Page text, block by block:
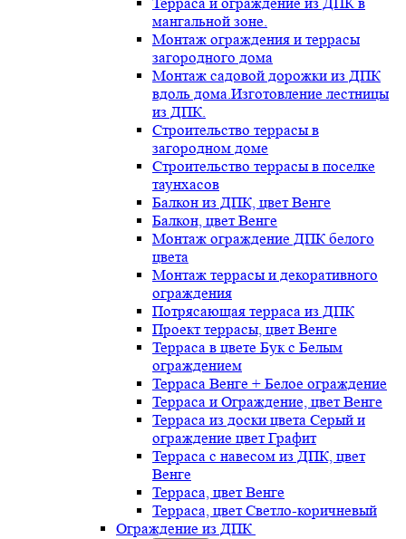
мангальной зоне.
Монтаж ограждения и террасы
загородного дома
Монтаж садовой дорожки из ДПК
вдоль дома.Изготовление лестницы
из ДПК.
Строительство террасы в
загородном доме
Строительство террасы в поселке
таунхасов
Балкон из ДПК, цвет Венге
Балкон, цвет Венге
Монтаж ограждение ДПК белого
цвета
Монтаж террасы и декоративного
ограждения
Потрясающая терраса из ДПК
Проект террасы, цвет Венге
Терраса в цвете Бук с Белым
ограждением
Терраса Венге + Белое ограждение
Терраса и Ограждение, цвет Венге
Терраса из доски цвета Серый и
ограждение цвет Графит
Терраса с навесом из ДПК, цвет
Венге
Терраса, цвет Венге
Терраса, цвет Светло-коричневый
Ограждение из ДПК